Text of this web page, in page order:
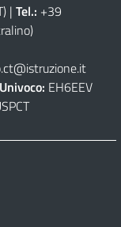
| Tel.: +39
EH6EEV